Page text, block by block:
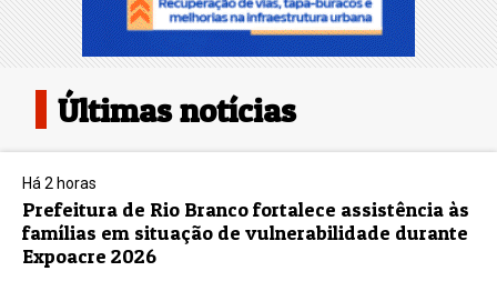
Últimas notícias
Há 2 horas
Prefeitura de Rio Branco fortalece assistência às
famílias em situação de vulnerabilidade durante
Expoacre 2026